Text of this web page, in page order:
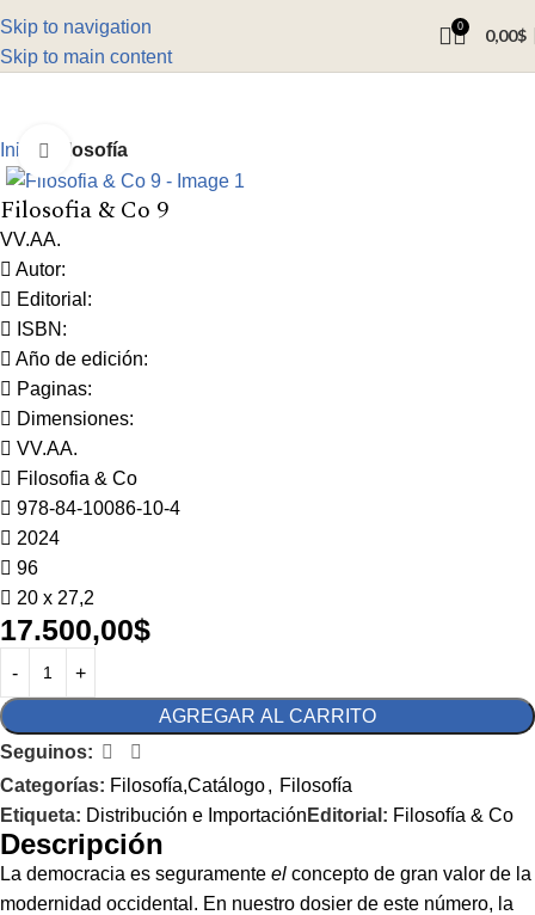
Skip to navigation
Skip to main content
0 0,00$
Inicio Filosofía
Click to enlarge
Filosofia & Co 9
VV.AA.
Autor:
Editorial:
ISBN:
Año de edición:
Paginas:
Dimensiones:
VV.AA.
Filosofia & Co
978-84-10086-10-4
2024
96
20 x 27,2
17.500,00$
AGREGAR AL CARRITO
Seguinos:
Categorías: Filosofía,Catálogo, Filosofía
Etiqueta: Distribución e Importación Editorial: Filosofía & Co
Descripción
La democracia es seguramente el concepto de gran valor de la
modernidad occidental. En nuestro dosier de este número, la